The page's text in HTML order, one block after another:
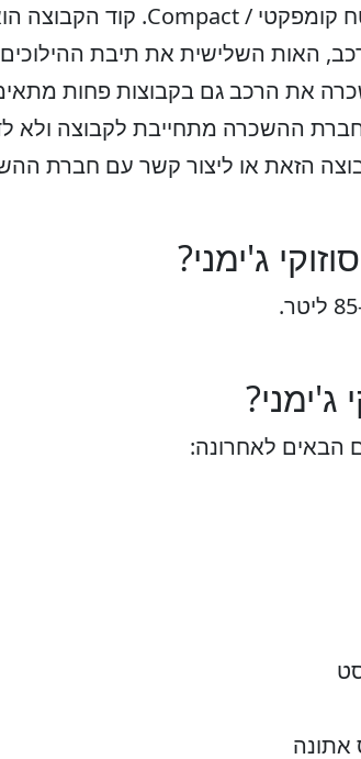
האות השלישית את תיבת ההילוכים
את הרכב גם בקבוצות פחות
שחברת ההשכרה מתחייבת לקבוצה ולא
הזאת או ליצור קשר עם חברת
ג'ימני?
הבאים לאחרונה:
אתונה